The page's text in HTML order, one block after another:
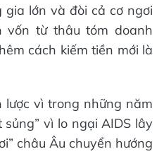
gia lớn và đòi cả cơ ngơi
vốn từ thâu tóm doanh
cách kiếm tiền mới là
vì trong những năm
vì lo ngại AIDS lây
châu Âu chuyển hướng